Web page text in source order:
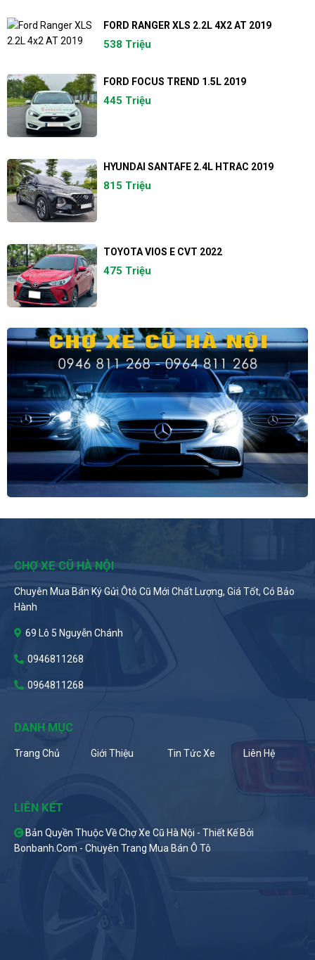
FORD RANGER XLS 2.2L 4X2 AT 2019
538 Triệu
FORD FOCUS TREND 1.5L 2019
445 Triệu
HYUNDAI SANTAFE 2.4L HTRAC 2019
815 Triệu
TOYOTA VIOS E CVT 2022
475 Triệu
CHỢ XE CŨ HÀ NỘI
Chuyên Mua Bán Ký Gửi Ôtô Cũ Mới Chất Lượng, Giá Tốt, Có Bảo
Hành
69 Lô 5 Nguyễn Chánh
0946811268
0964811268
DANH MỤC
Trang Chủ Giới Thiệu Tin Tức Xe Liên Hệ
LIÊN KẾT
Bản Quyền Thuộc Về Chợ Xe Cũ Hà Nội - Thiết Kế Bởi
Bonbanh.com - Chuyên Trang Mua Bán Ô Tô